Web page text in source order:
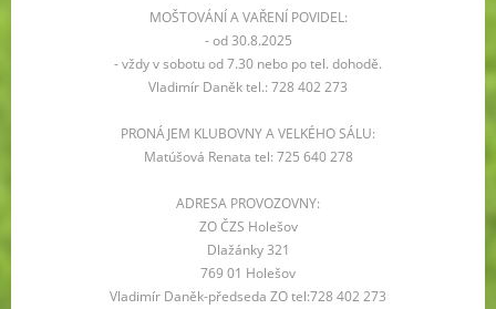
MOŠTOVÁNÍ A VAŘENÍ POVIDEL:
- od 30.8.2025
- vždy v sobotu od 7.30 nebo po tel. dohodě.
Vladimír Daněk tel.: 728 402 273
PRONÁJEM KLUBOVNY A VELKÉHO SÁLU:
Matúšová Renata tel: 725 640 278
ADRESA PROVOZOVNY:
ZO ČZS Holešov
Dlažánky 321
769 01 Holešov
Vladimír Daněk-předseda ZO tel:728 402 273